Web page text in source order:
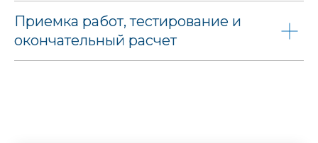
Приемка работ, тестирование и
окончательный расчет